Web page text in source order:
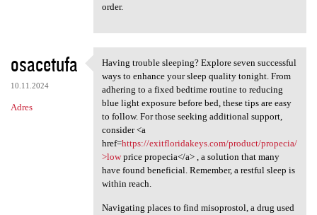
order.
osacetufa
10.11.2024
Adres
Having trouble sleeping?
Having trouble sleeping? Explore seven successful
ways to enhance your sleep quality tonight. From
adhering to a fixed bedtime routine to reducing
blue light exposure before bed, these tips are easy
to follow. For those seeking additional support,
consider <a
href=https://exitfloridakeys.com/product/propecia/
>lowprice propecia</a> , a solution that many
have found beneficial. Remember, a restful sleep is
within reach.
Navigating places to find misoprostol, a drug used